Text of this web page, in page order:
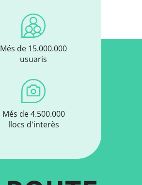
Més de 15.000.000
usuaris
Més de 4.500.000
llocs d'interès